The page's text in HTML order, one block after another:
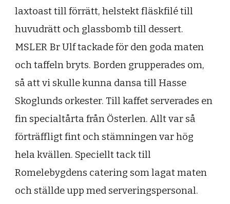
laxtoast till förrätt, helstekt fläskfilé till
huvudrätt och glassbomb till dessert.
MSLER Br Ulf tackade för den goda maten
och taffeln bryts. Borden grupperades om,
så att vi skulle kunna dansa till Hasse
Skoglunds orkester. Till kaffet serverades en
fin specialtårta från Österlen. Allt var så
förträffligt fint och stämningen var hög
hela kvällen. Speciellt tack till
Romelebygdens catering som lagat maten
och ställde upp med serveringspersonal.